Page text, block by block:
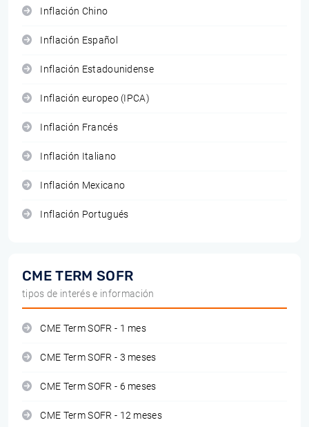
Inflación Chino
Inflación Español
Inflación Estadounidense
Inflación europeo (IPCA)
Inflación Francés
Inflación Italiano
Inflación Mexicano
Inflación Portugués
CME TERM SOFR
tipos de interés e información
CME Term SOFR - 1 mes
CME Term SOFR - 3 meses
CME Term SOFR - 6 meses
CME Term SOFR - 12 meses